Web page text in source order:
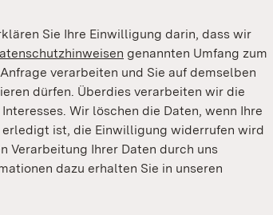
Sie Ihre Einwilligung darin, dass wir
genannten Umfang zum
verarbeiten und Sie auf demselben
dürfen. Überdies verarbeiten wir die
Wir löschen die Daten, wenn Ihre
ist, die Einwilligung widerrufen wird
Verarbeitung Ihrer Daten durch uns
dazu erhalten Sie in unseren